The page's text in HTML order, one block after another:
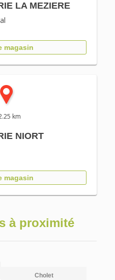
LA MEZIERE
magasin
km
NIORT
magasin
à proximité
Cholet